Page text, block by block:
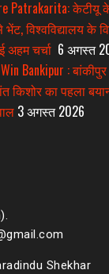
Patrakarita: केटीयू
विश्वविद्यालय के
चर्चा 6 अगस्त
Bankipur :
किशोर का पहला
3 अगस्त 2026
Shekhar